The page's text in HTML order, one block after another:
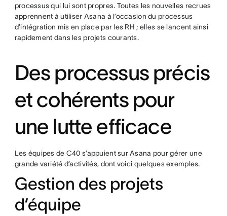
processus qui lui sont propres. Toutes les nouvelles recrues
apprennent à utiliser Asana à l’occasion du processus
d’intégration mis en place par les RH ; elles se lancent ainsi
rapidement dans les projets courants.
Des processus précis
et cohérents pour
une lutte efficace
Les équipes de C40 s’appuient sur Asana pour gérer une
grande variété d’activités, dont voici quelques exemples.
Gestion des projets
d’équipe